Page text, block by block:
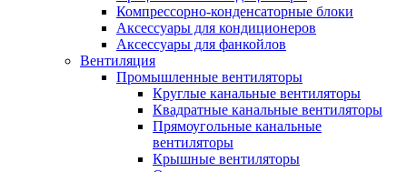
Компрессорно-конденсаторные блоки
Аксессуары для кондиционеров
Аксессуары для фанкойлов
Вентиляция
Промышленные вентиляторы
Круглые канальные вентиляторы
Квадратные канальные вентиляторы
Прямоугольные канальные
вентиляторы
Крышные вентиляторы